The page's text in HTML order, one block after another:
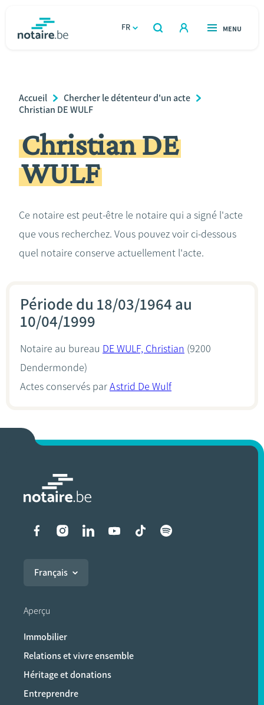
FR
OUVERT
RECHERCHER
OUVERT
MENU
Relations et vivre ensemble
Héritage et donations
Entreprendre
Calculateurs
Breadcrumb
Accueil
Chercher le détenteur d'un acte
Christian DE WULF
Christian DE
WULF
Ce notaire est peut-être le notaire qui a signé l'acte
que vous recherchez. Vous pouvez voir ci-dessous
quel notaire conserve actuellement l'acte.
Période du 18/03/1964 au
10/04/1999
Notaire au bureau DE WULF, Christian (9200
Dendermonde)
Actes conservés parAstrid De Wulf
Liens vers les réseaux
Français
Aperçu
Immobilier
Relations et vivre ensemble
Héritage et donations
Entreprendre